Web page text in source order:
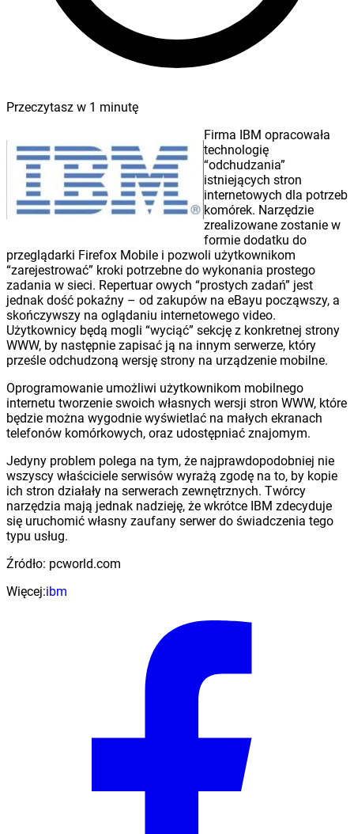
Przeczytasz w 1 minutę
Firma IBM opracowała
technologię
“odchudzania”
istniejących stron
internetowych dla potrzeb
komórek. Narzędzie
zrealizowane zostanie w
formie dodatku do
przeglądarki Firefox Mobile i pozwoli użytkownikom
“zarejestrować” kroki potrzebne do wykonania prostego
zadania w sieci. Repertuar owych “prostych zadań” jest
jednak dość pokaźny – od zakupów na eBayu począwszy, a
skończywszy na oglądaniu internetowego video.
Użytkownicy będą mogli “wyciąć” sekcję z konkretnej strony
WWW, by następnie zapisać ją na innym serwerze, który
prześle odchudzoną wersję strony na urządzenie mobilne.
Oprogramowanie umożliwi użytkownikom mobilnego
internetu tworzenie swoich własnych wersji stron WWW, które
będzie można wygodnie wyświetlać na małych ekranach
telefonów komórkowych, oraz udostępniać znajomym.
Jedyny problem polega na tym, że najprawdopodobniej nie
wszyscy właściciele serwisów wyrażą zgodę na to, by kopie
ich stron działały na serwerach zewnętrznych. Twórcy
narzędzia mają jednak nadzieję, że wkrótce IBM zdecyduje
się uruchomić własny zaufany serwer do świadczenia tego
typu usług.
Źródło: pcworld.com
Więcej:ibm